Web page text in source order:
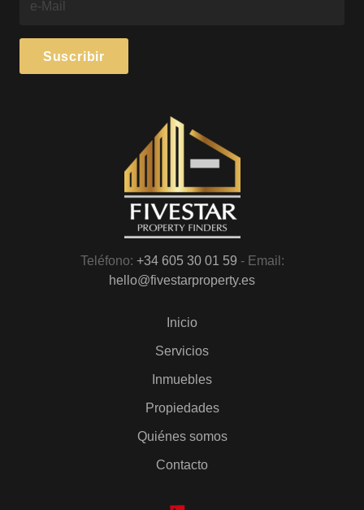
Teléfono: +34 605 30 01 59 - Email:
hello@fivestarproperty.es
Inicio
Servicios
Inmuebles
Propiedades
Quiénes somos
Contacto